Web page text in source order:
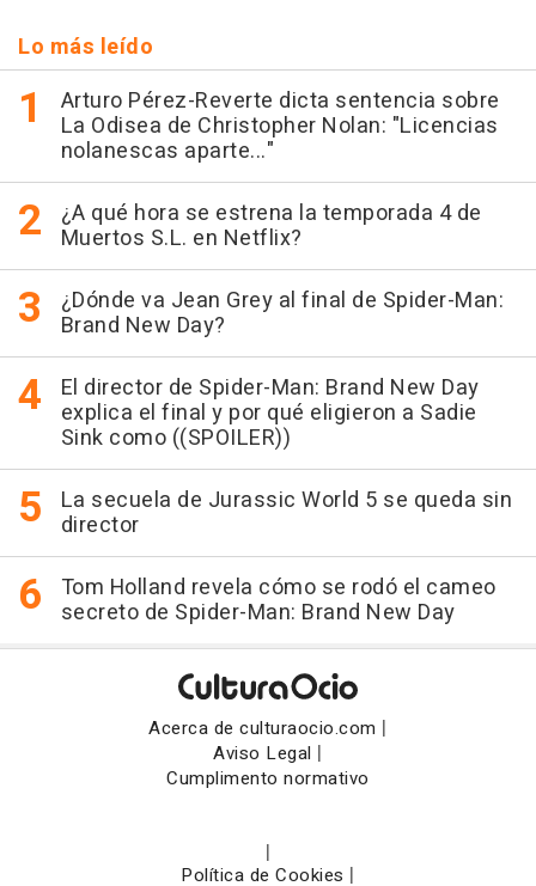
Lo más leído
Arturo Pérez-Reverte dicta sentencia sobre
La Odisea de Christopher Nolan: "Licencias
nolanescas aparte..."
¿A qué hora se estrena la temporada 4 de
Muertos S.L. en Netflix?
¿Dónde va Jean Grey al final de Spider-Man:
Brand New Day?
El director de Spider-Man: Brand New Day
explica el final y por qué eligieron a Sadie
Sink como ((SPOILER))
La secuela de Jurassic World 5 se queda sin
director
Tom Holland revela cómo se rodó el cameo
secreto de Spider-Man: Brand New Day
Acerca de culturaocio.com |
Aviso Legal |
Cumplimento normativo
|
Política de Cookies |